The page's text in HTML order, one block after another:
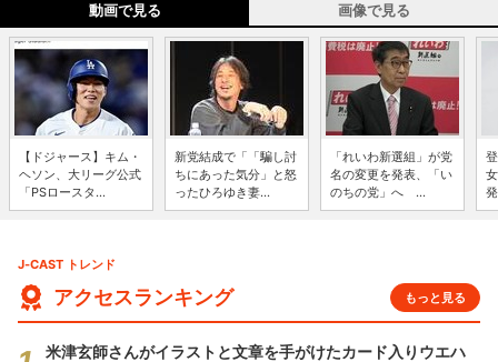
動画で見る 画像で見る
【ドジャース】キム・
ヘソン、大リーグ公式
「PSロースタ...
新党結成で「「騙し討
ちにあった気分」と怒
ったひろゆき妻...
「れいわ新選組」が党
名の変更を発表、「い
のちの党」へ ...
J-CAST トレンド
アクセスランキング もっと見る
米津玄師さんがイラストと文章を手がけたカード入りウエハ